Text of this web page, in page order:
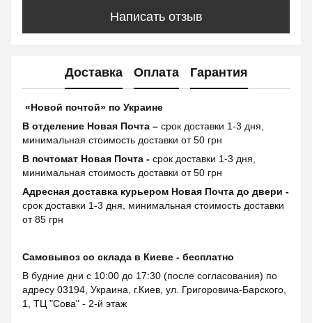
Написать отзыв
Доставка Оплата Гарантия
«Новой почтой» по Украине
В отделение Новая Почта – срок доставки 1-3 дня,
минимальная стоимость доставки от 50 грн
В почтомат Новая Почта - срок доставки 1-3 дня,
минимальная стоимость доставки от 50 грн
Адресная доставка курьером Новая Почта до двери -
срок доставки 1-3 дня, минимальная стоимость доставки
от 85 грн
Самовывоз со склада в Киеве - бесплатно
В будние дни с 10:00 до 17:30 (после согласования) по
адресу 03194, Украина, г.Киев, ул. Григоровича-Барского,
1, ТЦ "Сова" - 2-й этаж